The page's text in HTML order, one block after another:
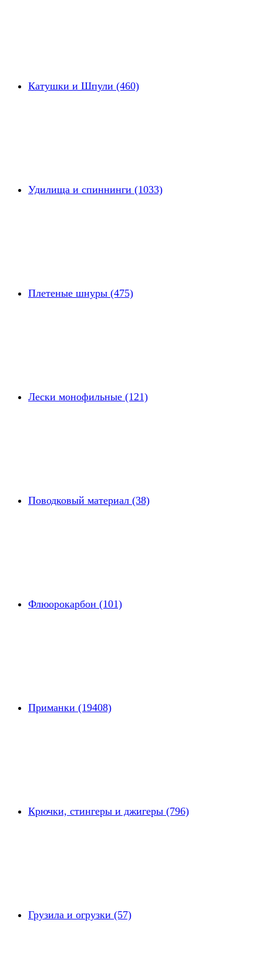
Катушки и Шпули (460)
Удилища и спиннинги (1033)
Плетеные шнуры (475)
Лески монофильные (121)
Поводковый материал (38)
Флюорокарбон (101)
Приманки (19408)
Крючки, стингеры и джигеры (796)
Грузила и огрузки (57)